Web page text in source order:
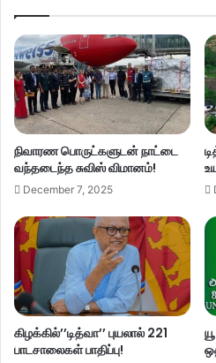
நிவாரண பொருட்களுடன் நாட்டை
வந்தடைந்த சுவிஸ் விமானம்!
December 7, 2025
கிழக்கில்’’டித்வா’’ புயலால் 221
பாடசாலைகள் பாதிப்பு!